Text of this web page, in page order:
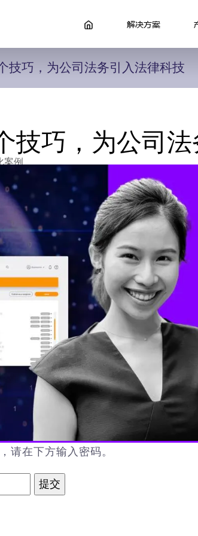
解决方案
技巧，为公司法务引入法律科技
技巧，为公司
案例
请在下方输入密码。